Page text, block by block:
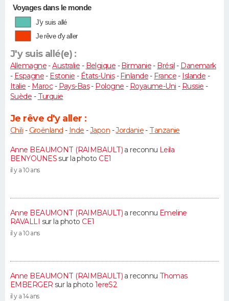
Voyages dans le monde
J'y suis allé
Je rêve d'y aller
J'y suis allé(e) :
Allemagne-Australie - Belgique - Birmanie- Brésil - Danemark
- Espagne- Estonie - États-Unis- Finlande- France- Islande -
Italie - Maroc- Pays-Bas- Pologne - Royaume-Uni - Russie -
Suède - Turquie
Je rêve d'y aller :
Chili - Groënland - Inde -Japon -Jordanie- Tanzanie
Anne BEAUMONT (RAIMBAULT) a reconnu Leïla
BENYOUNESsur la photo CE1
il y a 10 ans
Anne BEAUMONT (RAIMBAULT) a reconnu Emeline
RAVALLI sur la photo CE1
il y a 10 ans
Anne BEAUMONT (RAIMBAULT) a reconnu Thomas
EMBERGER sur la photo 1ereS2
il y a 14 ans